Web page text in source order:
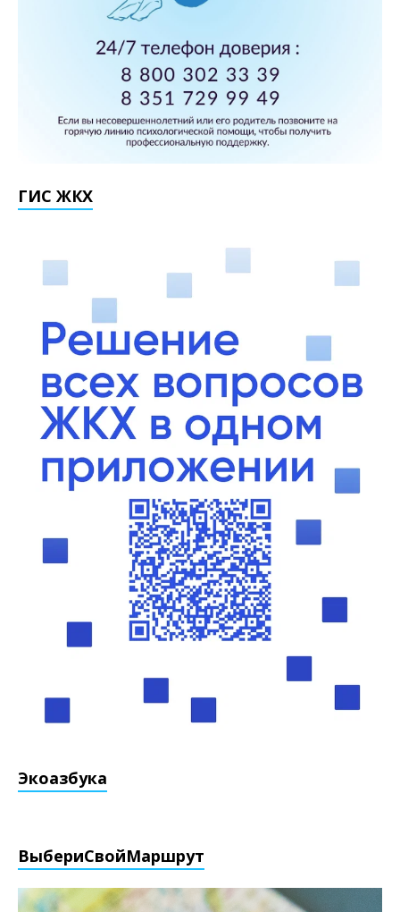
ГИС ЖКХ
Экоазбука
ВыбериCвойМаршрут